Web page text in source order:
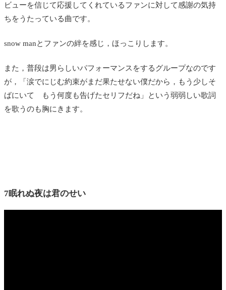
ビューを信じて応援してくれているファンに対して感謝の気持
ちをうたっている曲です。
snow manとファンの絆を感じ，ほっこりします。
また，普段は男らしいパフォーマンスをするグループなのです
が，「涙でにじむ約束がまだ果たせない僕だから，もう少しそ
ばにいて もう何度も告げたセリフだね」という弱弱しい歌詞
を歌うのも胸にきます。
7眠れぬ夜は君のせい